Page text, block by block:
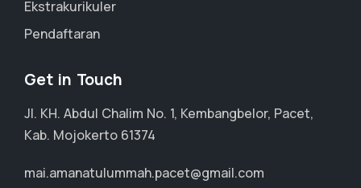
Ekstrakurikuler
Pendaftaran
Get in Touch
Jl. KH. Abdul Chalim No. 1, Kembangbelor, Pacet,
Kab. Mojokerto 61374
mai.amanatulummah.pacet@gmail.com